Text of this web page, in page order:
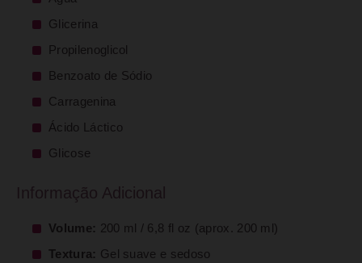
Glicerina
Propilenoglicol
Benzoato de Sódio
Carragenina
Ácido Láctico
Glicose
Informação Adicional
Volume: 200 ml / 6,8 fl oz (aprox. 200 ml)
Textura: Gel suave e sedoso